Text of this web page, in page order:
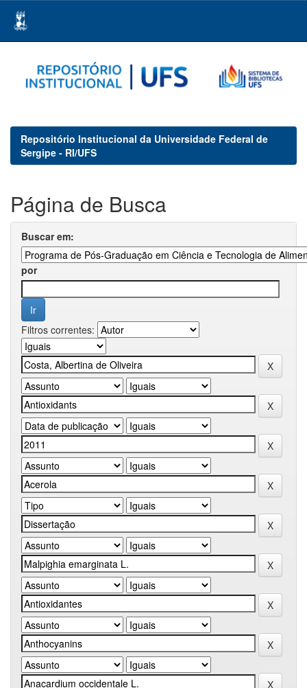
navigation
Repositório Institucional da Universidade Federal de
Sergipe - RI/UFS
Página de Busca
Buscar em:
por
Filtros correntes: